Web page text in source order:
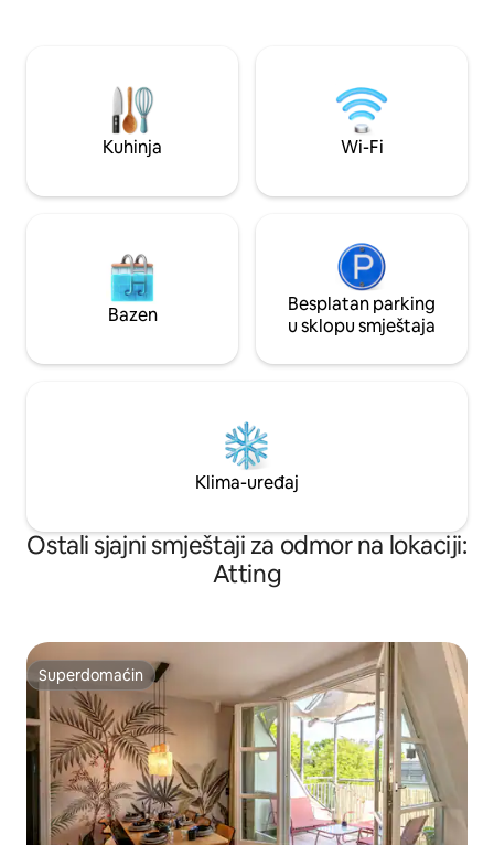
Vlastito parking mjesto ✿ Centralna
lokacija i pješačka udaljenost od starog
grada i željezničke stanice
Kuhinja Wi-Fi
Bazen
Besplatan parking
u sklopu smještaja
Klima-uređaj
Ostali sjajni smještaji za odmor na lokaciji:
Atting
Superdomaćin
Superdomaćin